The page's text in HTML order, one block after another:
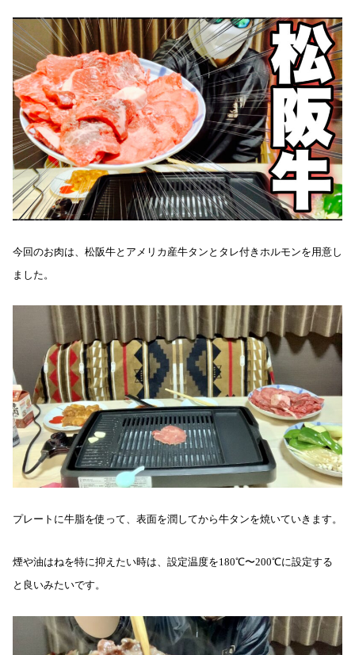
今回のお肉は、松阪牛とアメリカ産牛タンとタレ付きホルモンを用意し
ました。
プレートに牛脂を使って、表面を潤してから牛タンを焼いていきます。
煙や油はねを特に抑えたい時は、設定温度を180℃〜200℃に設定する
と良いみたいです。